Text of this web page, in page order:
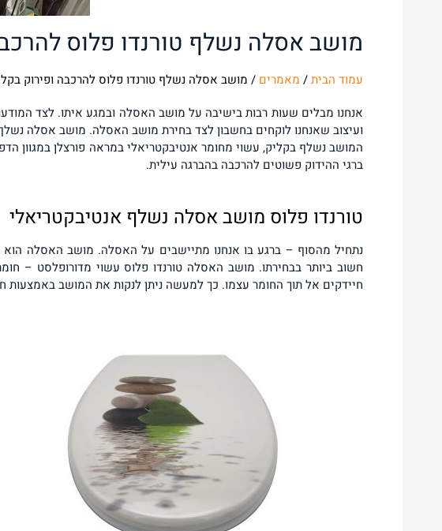
מושב אסלה נשלף טורנדו פלוס
עמוד הבית/ מאמרים / מושב אסלה נשלף טורנדו פלוס להרכבה ופירוק
אנחנו מבלים שעות רבות בישיבה על מושב האסלה ובמגע איתו. לצד
ועיצוב שאנחנו לוקחים בחשבון לצד בחירת מושב האסלה. מושב אסלה
המושב נשלף בקליק, עשוי מחומר אנטיבקטריאלי במראה פורצלן במגוון
ברגי ההידוק פשוטים להרכבה בהברגה עילית.
טורנדו פלוס מושב אסלה נשלף אנטיבקטריאלי
נתחיל מהסוף – ברגע בו אנחנו מתיישבים על האסלה. מושב האסלה הוא
חשוב ביותר בבחירתו. מושב האסלה טורנדו פלוס עשוי מדורופלסט –
חיידקים אל תוך החומר עצמו. כך למעשה ניתן לנקות את המושב באמצעות